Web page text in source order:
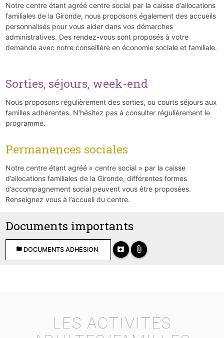
Notre centre étant agréé centre social par la caisse d’allocations
familiales de la Gironde, nous proposons également des accueils
personnalisés pour vous aider dans vos démarches
administratives. Des rendez-vous sont proposés à votre
demande avec notre conseillère en économie sociale et familiale.
Sorties, séjours, week-end
Nous proposons régulièrement des sorties, ou courts séjours aux
familles adhérentes. N’hésitez pas à consulter régulièrement le
programme.
Permanences sociales
Notre centre étant agréé « centre social » par la caisse
d’allocations familiales de la Gironde, différentes formes
d’accompagnement social peuvent vous être proposées.
Renseignez vous à l’accueil du centre.
Documents importants
folder DOCUMENTS ADHÉSION archive attach_file
LES ACTIVITÉS